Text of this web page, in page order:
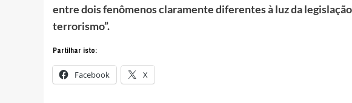
entre dois fenômenos claramente diferentes à luz da
terrorismo”.
Partilhar isto:
Facebook X